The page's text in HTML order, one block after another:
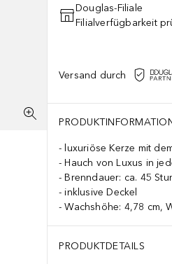
Douglas-Filiale
Filialverfügbarkeit
Versand durch
luxuriöse Kerze mit
Hauch von Luxus in
Brenndauer: ca. 45
inklusive Deckel
Wachshöhe: 4,78 cm,
PRODUKTDETAILS